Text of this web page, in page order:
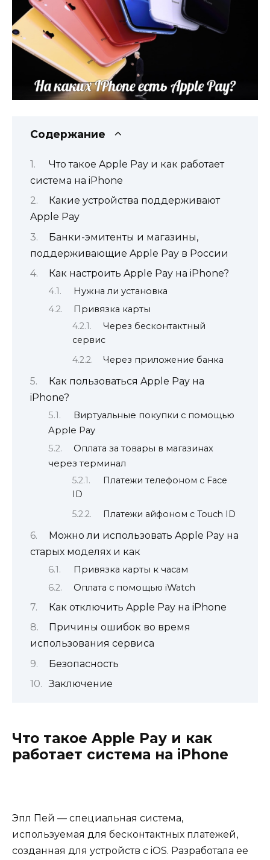
Содержание
Что такое Apple Pay и как работает
система на iPhone
Какие устройства поддерживают
Apple Pay
Банки-эмитенты и магазины,
поддерживающие Apple Pay в России
Как настроить Apple Pay на iPhone?
Нужна ли установка
Привязка карты
Через бесконтактный
сервис
Через приложение банка
Как пользоваться Apple Pay на
iPhone?
Виртуальные покупки с помощью
Apple Pay
Оплата за товары в магазинах
через терминал
Платежи телефоном с Face
ID
Платежи айфоном с Touch ID
Можно ли использовать Apple Pay на
старых моделях и как
Привязка карты к часам
Оплата с помощью iWatch
Как отключить Apple Pay на iPhone
Причины ошибок во время
использования сервиса
Безопасность
Заключение
Что такое Apple Pay и как
работает система на iPhone
Эпл Пей — специальная система,
используемая для бесконтактных платежей,
созданная для устройств с iOS. Разработала ее